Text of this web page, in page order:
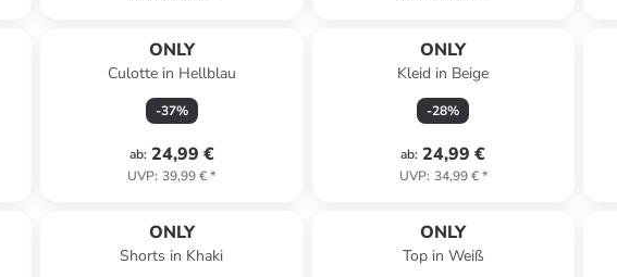
ONLY
Culotte in Hellblau
-37%
ab: 24,99 €
UVP: 39,99 €*
ONLY
Kleid in Beige
-28%
ab: 24,99 €
UVP: 34,99 €*
ONLY
Shorts in Khaki
ONLY
Top in Weiß